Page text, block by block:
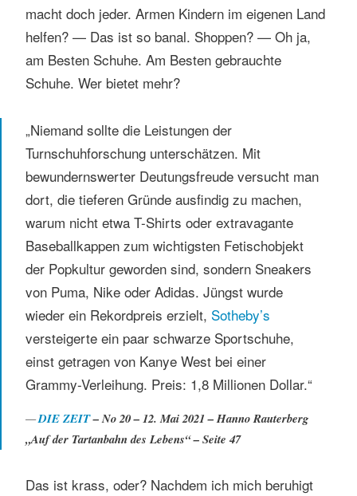
macht doch jeder. Armen Kindern im eigenen Land
helfen? — Das ist so banal. Shoppen? — Oh ja,
am Besten Schuhe. Am Besten gebrauchte
Schuhe. Wer bietet mehr?
„Niemand sollte die Leistungen der
Turnschuhforschung unterschätzen. Mit
bewundernswerter Deutungsfreude versucht man
dort, die tieferen Gründe ausfindig zu machen,
warum nicht etwa T-Shirts oder extravagante
Baseballkappen zum wichtigsten Fetischobjekt
der Popkultur geworden sind, sondern Sneakers
von Puma, Nike oder Adidas. Jüngst wurde
wieder ein Rekordpreis erzielt, Sotheby’s
versteigerte ein paar schwarze Sportschuhe,
einst getragen von Kanye West bei einer
Grammy-Verleihung. Preis: 1,8 Millionen Dollar.“
DIE ZEIT– No 20 – 12. Mai 2021 – Hanno Rauterberg
„Auf der Tartanbahn des Lebens“ – Seite 47
Das ist krass, oder? Nachdem ich mich beruhigt